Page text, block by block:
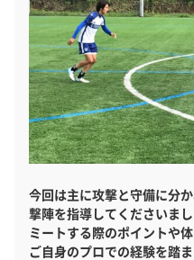
今回は主に攻撃と守備に分
撃陣を指導してくださいま
ミートする際のポイントや
ご自身のプロでの経験を踏